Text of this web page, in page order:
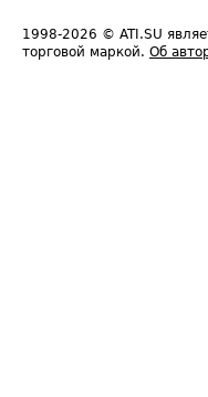
1998-2026 © ATI.SU
торговой маркой. Об